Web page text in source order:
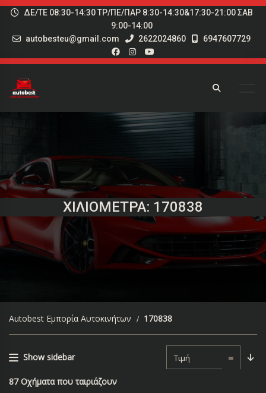
ΔΕ/ΤΕ 08:30-14:30 ΤΡ/ΠΕ/ΠΑΡ 8:30-14:30&17:30-21:00 ΣΑΒ
9:00-14:00
autobesteu@gmail.com
2622024860 6947607729
ΧΙΛΙΌΜΕΤΡΑ: 170838
Autobest Εμπορία Αυτοκινήτων 170838
Show sidebar Τιμή
87 Οχήματα που ταιριάζουν